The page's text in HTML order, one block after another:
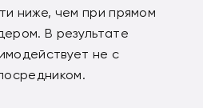
ниже, чем при прямом
В результате
не с